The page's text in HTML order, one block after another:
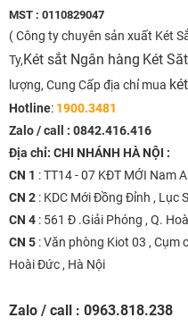
MST : 0110829047
( Công ty chuyên sản xuất Két
Ty,Két sắt Ngân hàng Két
lượng, Cung Cấp địa chỉ mua
Hotline: 1900.3481
Zalo / call : 0842.416.416
Địa chỉ: CHI NHÁNH HÀ NỘI :
CN 1 : TT14 - 07 KĐT MỚI Nam
CN 2 : KDC Mới Đồng Đỉnh , Lục
CN 4 : 561 Đ .Giải Phóng , Q.
CN 5 : Văn phòng Kiot 03 , Cụm
Hoài Đức , Hà Nội
Zalo / call : 0963.818.238